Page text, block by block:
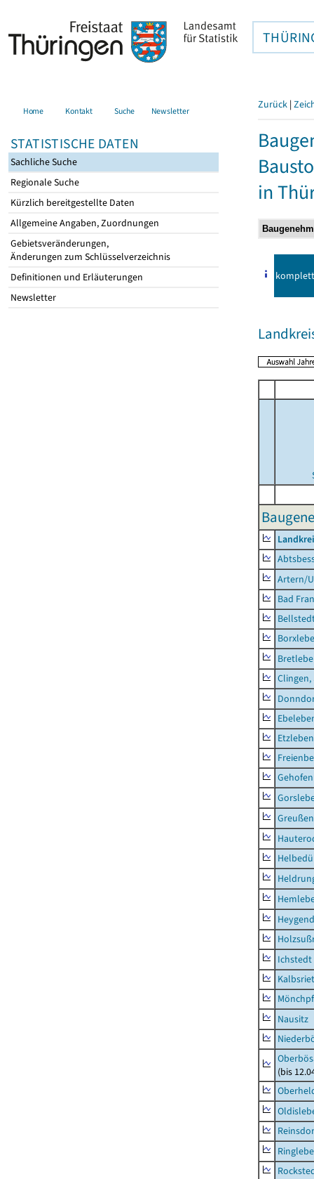
Home Kontakt Suche Newsletter
STATISTISCHE DATEN
Sachliche Suche
Regionale Suche
Kürzlich bereitgestellte Daten
Allgemeine Angaben, Zuordnungen
Gebietsveränderungen,
Änderungen zum Schlüsselverzeichnis
Definitionen und Erläuterungen
Newsletter
Zurück |
in
komplett
Artern/
Bad
Etzleben
Gehofen
Ichstedt
Nausitz
(bis